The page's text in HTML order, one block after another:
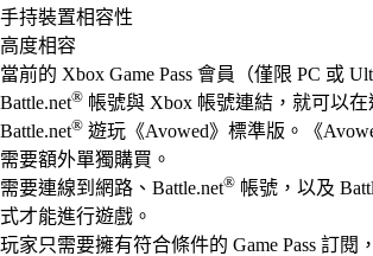
Available actions
手持裝置相容性
高度相容
當前的 Xbox Game Pass 會員（僅限 PC 或
Battle.net® 帳號與 Xbox 帳號連結，就可以
Battle.net® 遊玩《Avowed》標準版。《
需要額外單獨購買。
需要連線到網路、Battle.net® 帳號，以及
式才能進行遊戲。
玩家只需要擁有符合條件的 Game Pass 訂閱